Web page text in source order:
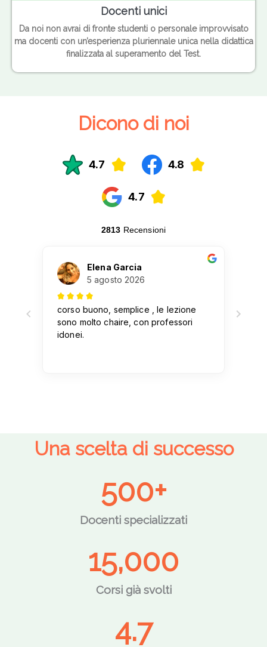
Docenti unici
Da noi non avrai di fronte studenti o personale improvvisato
ma docenti con un’esperienza pluriennale unica nella didattica
finalizzata al superamento del Test.
Dicono di noi
Una scelta di successo
Docenti specializzati
500+
Corsi già svolti
15,000
4.7